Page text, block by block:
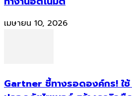
เมษายน 10, 2026
Gartner ชี้ทางรอดองค์กร! ใช้